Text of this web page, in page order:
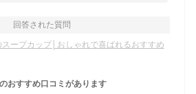
回答された質問
ープカップ│おしゃれで喜ばれるおすすめ
のおすすめ口コミがあります